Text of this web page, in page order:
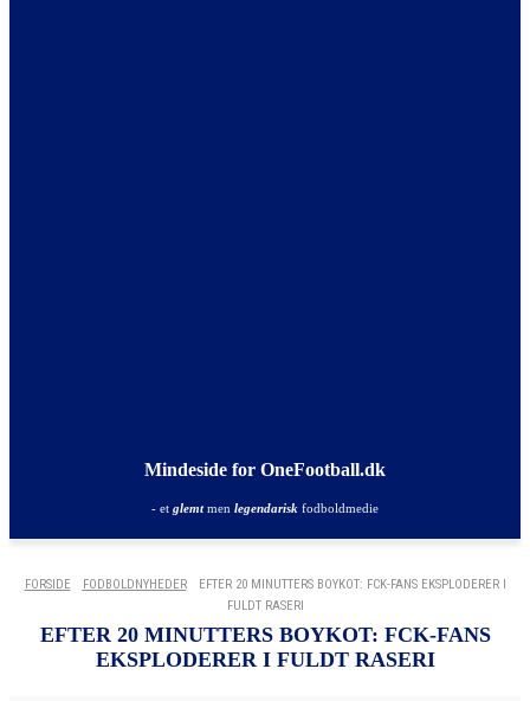
Mindeside for OneFootball.dk
- et glemtmen legendarisk fodboldmedie
FORSIDE FODBOLDNYHEDER
EFTER 20 MINUTTERS BOYKOT: FCK-FANS EKSPLODERER I
FULDT RASERI
EFTER 20 MINUTTERS BOYKOT: FCK-FANS
EKSPLODERER I FULDT RASERI